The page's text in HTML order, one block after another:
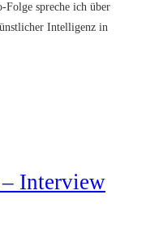
Folge spreche ich über
Intelligenz in
Interview